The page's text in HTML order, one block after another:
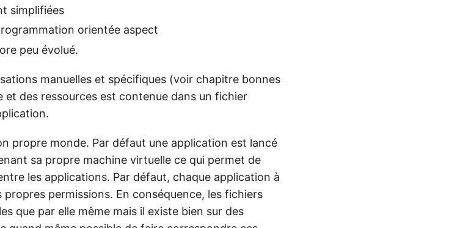
simplifiées
orientée aspect
peu évolué.
manuelles et spécifiques (voir chapitre bonnes
et des ressources est contenue dans un fichier
propre monde. Par défaut une application est lancé
sa propre machine virtuelle ce qui permet de
les applications. Par défaut, chaque application à
permissions. En conséquence, les fichiers
que par elle même mais il existe bien sur des